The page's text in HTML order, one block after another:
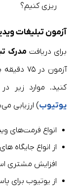
ریزی کنیم؟
آزمون تبلیغات
برای دریافت مدرک
کنید. موارد زیر
یوتیوب) ارزیابی
انواع فرمت‌های
از انواع جایگاه‌
افزایش مشتری
از یوتیوب برای